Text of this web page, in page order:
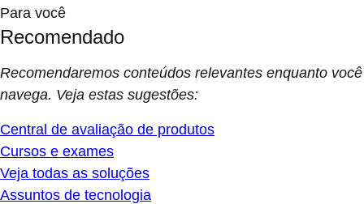
Para você
Recomendado
Recomendaremos conteúdos relevantes enquanto você
navega. Veja estas sugestões:
Central de avaliação de produtos
Cursos e exames
Veja todas as soluções
Assuntos de tecnologia